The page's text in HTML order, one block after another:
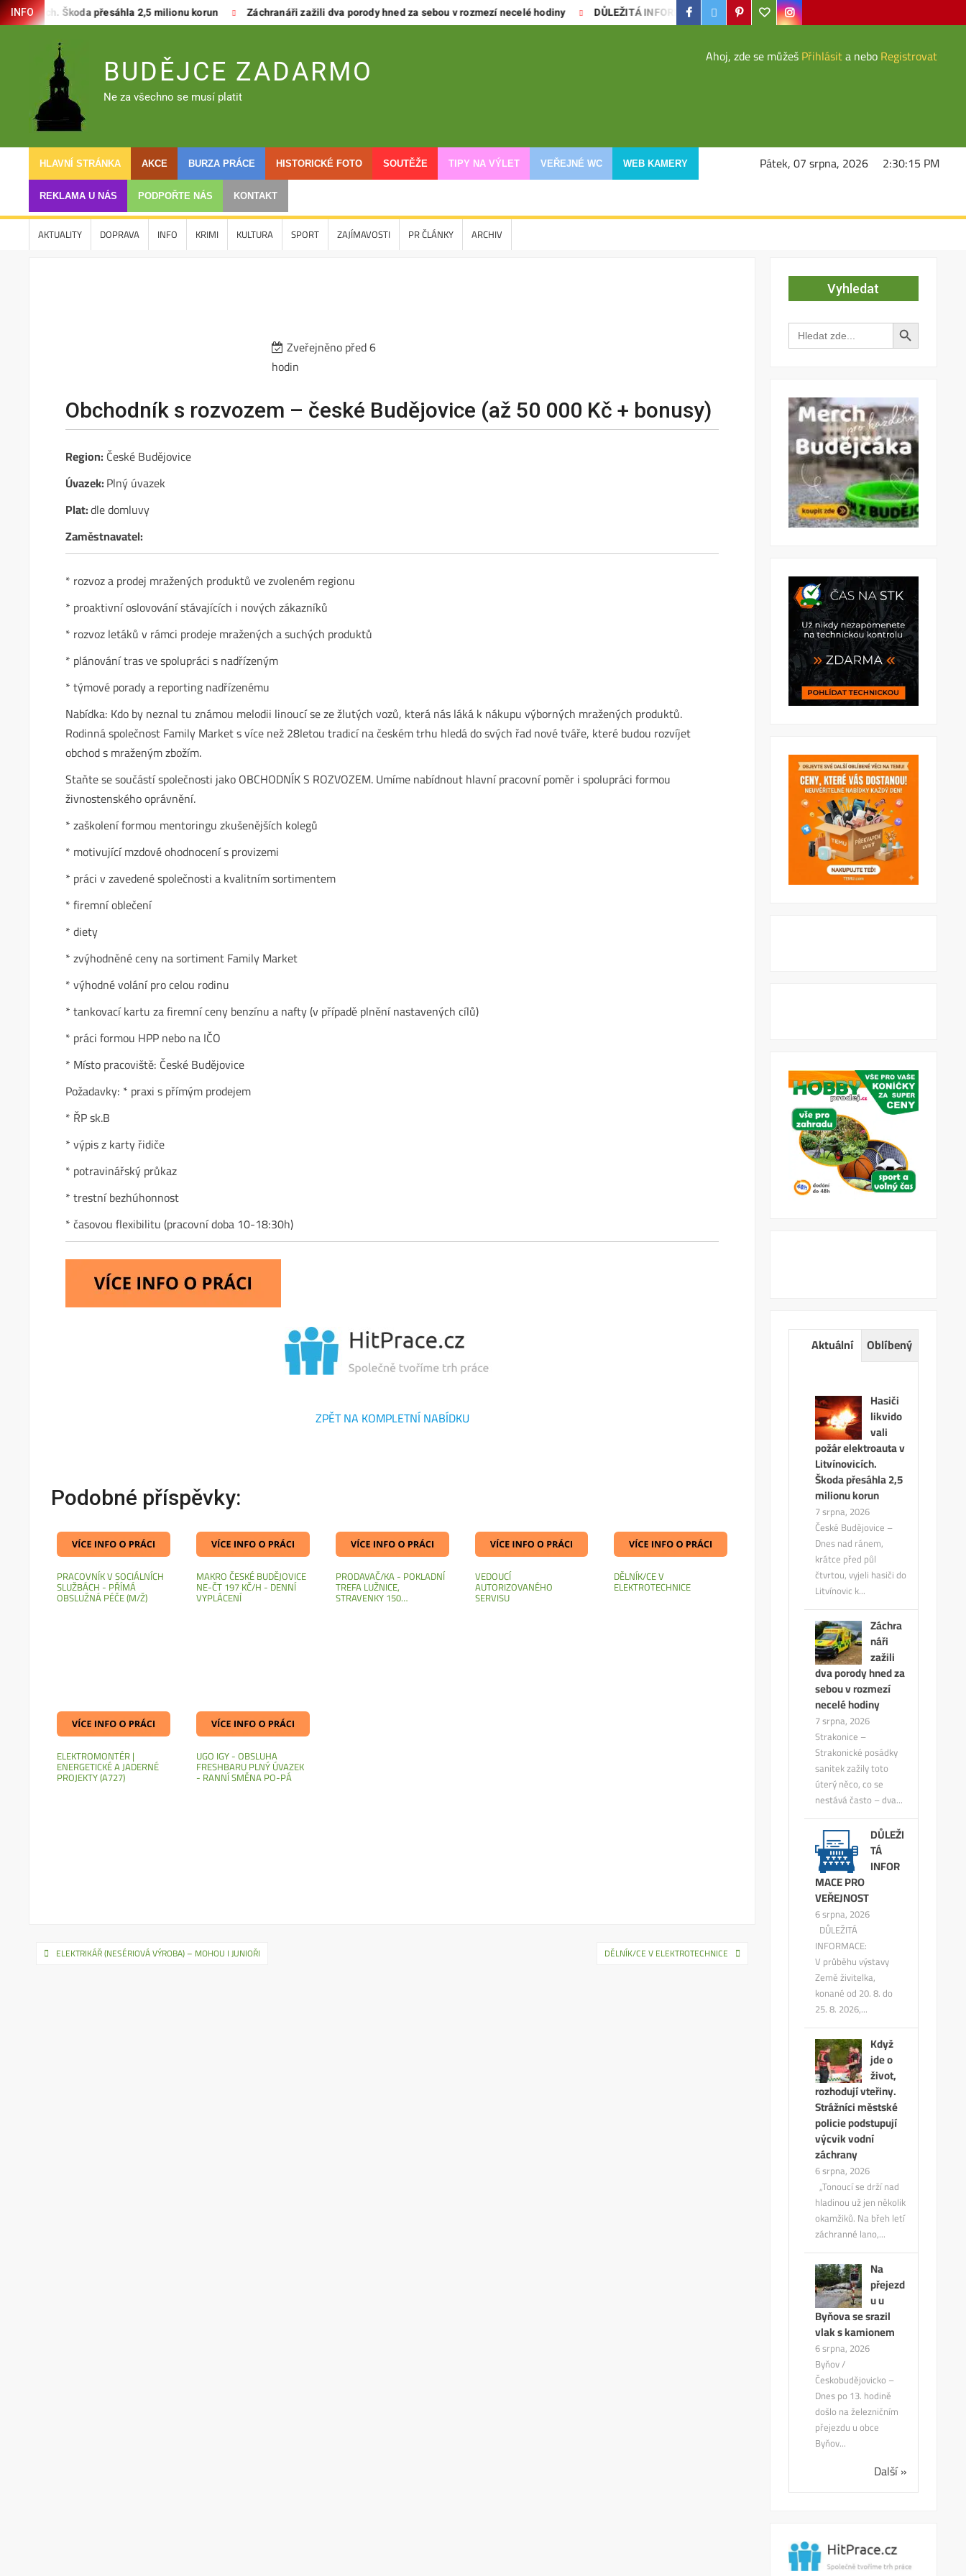
Skip
to
INFOŠkoda přesáhla 2,5 milionu korun Záchranáři zažili dva porody hned za sebou v rozmezí necelé hodiny DŮLEŽITÁ INFORMACE PRO VEŘEJNOST Když jde o život, rozhodují vteřiny.
Facebook
TwiterPinterest
Googleinstagram
BUDĚJCE ZADARMO
Ne za všechno se musí platit
Ahoj, zde se můžešPřihlásita neboRegistrovat
HLAVNÍ STRÁNKA AKCE BURZA PRÁCE HISTORICKÉ FOTO SOUTĚŽE TIPY NA VÝLET VEŘEJNÉ WC WEB KAMERY
REKLAMA U NÁS PODPOŘTE NÁS KONTAKT
2:30:16 PM
Pátek, 07 srpna, 2026
AKTUALITY DOPRAVA INFO KRIMI KULTURA SPORT ZAJÍMAVOSTI PR ČLÁNKY ARCHIV
Zveřejněno před 6
hodin
Obchodník s rozvozem – české Budějovice (až 50 000 Kč + bonusy)
Region: České Budějovice
Úvazek:Plný úvazek
Plat:dle domluvy
Zaměstnavatel:
* rozvoz a prodej mražených produktů ve zvoleném regionu
* proaktivní oslovování stávajících i nových zákazníků
* rozvoz letáků v rámci prodeje mražených a suchých produktů
* plánování tras ve spolupráci s nadřízeným
* týmové porady a reporting nadřízenému
Nabídka: Kdo by neznal tu známou melodii linoucí se ze žlutých vozů, která nás láká k nákupu výborných mražených produktů.
Rodinná společnost Family Market s více než 28letou tradicí na českém trhu hledá do svých řad nové tváře, které budou rozvíjet
obchod s mraženým zbožím.
Staňte se součástí společnosti jako OBCHODNÍK S ROZVOZEM. Umíme nabídnout hlavní pracovní poměr i spolupráci formou
živnostenského oprávnění.
* zaškolení formou mentoringu zkušenějších kolegů
* motivující mzdové ohodnocení s provizemi
* práci v zavedené společnosti a kvalitním sortimentem
* firemní oblečení
* diety
* zvýhodněné ceny na sortiment Family Market
* výhodné volání pro celou rodinu
* tankovací kartu za firemní ceny benzínu a nafty (v případě plnění nastavených cílů)
* práci formou HPP nebo na IČO
* Místo pracoviště: České Budějovice
Požadavky: * praxi s přímým prodejem
* ŘP sk.B
* výpis z karty řidiče
* potravinářský průkaz
* trestní bezhúhonnost
* časovou flexibilitu (pracovní doba 10-18:30h)
ZPĚT NA KOMPLETNÍ NABÍDKU
Podobné příspěvky:
PRACOVNÍK V SOCIÁLNÍCH
SLUŽBÁCH - PŘÍMÁ
OBSLUŽNÁ PÉČE (M/Ž)
MAKRO ČESKÉ BUDĚJOVICE
NE-ČT 197 KČ/H - DENNÍ
VYPLÁCENÍ
PRODAVAČ/KA - POKLADNÍ
TREFA LUŽNICE,
STRAVENKY 150…
VEDOUCÍ
AUTORIZOVANÉHO
SERVISU
DĚLNÍK/CE V
ELEKTROTECHNICE
ELEKTROMONTÉR |
ENERGETICKÉ A JADERNÉ
PROJEKTY (A727)
UGO IGY - OBSLUHA
FRESHBARU PLNÝ ÚVAZEK
- RANNÍ SMĚNA PO-PÁ
Navigace
ELEKTRIKÁŘ (NESÉRIOVÁ VÝROBA) – MOHOU I JUNIOŘI DĚLNÍK/CE V ELEKTROTECHNICE
Vyhledat
Search
for:
Search Button
Aktuální Oblíbený
Hasiči
likvido
vali
požár elektroauta v
Litvínovicích.
Škoda přesáhla 2,5
milionu korun
7 srpna, 2026
České Budějovice –
Dnes nad ránem,
krátce před půl
čtvrtou, vyjeli hasiči do
Litvínovic k...
Záchra
náři
zažili
dva porody hned za
sebou v rozmezí
necelé hodiny
7 srpna, 2026
Strakonice –
Strakonické posádky
sanitek zažily toto
úterý něco, co se
nestává často – dva...
DŮLEŽI
TÁ
INFOR
MACE PRO
VEŘEJNOST
6 srpna, 2026
DŮLEŽITÁ
INFORMACE:
V průběhu výstavy
Země živitelka,
konané od 20. 8. do
25. 8. 2026,...
Když
jde o
život,
rozhodují vteřiny.
Strážníci městské
policie podstupují
výcvik vodní
záchrany
6 srpna, 2026
„Tonoucí se drží nad
hladinou už jen několik
okamžiků. Na břeh letí
záchranné lano,...
Na
přejezd
u u
Byňova se srazil
vlak s kamionem
6 srpna, 2026
Byňov /
Českobudějovicko –
Dnes po 13. hodině
došlo na železničním
přejezdu u obce
Byňov...
Další »